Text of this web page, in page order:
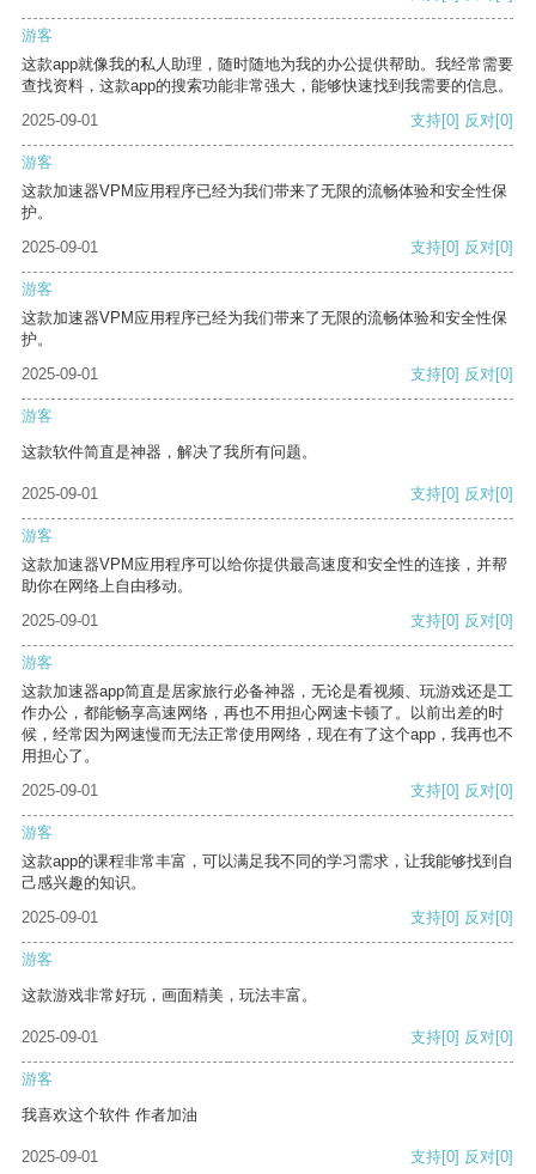
游客
这款app就像我的私人助理，随时随地为我的办公提供帮助。我经常需要
查找资料，这款app的搜索功能非常强大，能够快速找到我需要的信息。
2025-09-01
支持[0] 反对[0]
游客
这款加速器VPM应用程序已经为我们带来了无限的流畅体验和安全性保
护。
2025-09-01
支持[0] 反对[0]
游客
这款加速器VPM应用程序已经为我们带来了无限的流畅体验和安全性保
护。
2025-09-01
支持[0] 反对[0]
游客
这款软件简直是神器，解决了我所有问题。
2025-09-01 支持[0] 反对[0]
游客
这款加速器VPM应用程序可以给你提供最高速度和安全性的连接，并帮
助你在网络上自由移动。
2025-09-01
支持[0] 反对[0]
游客
这款加速器app简直是居家旅行必备神器，无论是看视频、玩游戏还是工
作办公，都能畅享高速网络，再也不用担心网速卡顿了。以前出差的时
候，经常因为网速慢而无法正常使用网络，现在有了这个app，我再也不
用担心了。
2025-09-01
支持[0] 反对[0]
游客
这款app的课程非常丰富，可以满足我不同的学习需求，让我能够找到自
己感兴趣的知识。
2025-09-01
支持[0] 反对[0]
游客
这款游戏非常好玩，画面精美，玩法丰富。
2025-09-01 支持[0] 反对[0]
游客
我喜欢这个软件 作者加油
2025-09-01 支持[0] 反对[0]